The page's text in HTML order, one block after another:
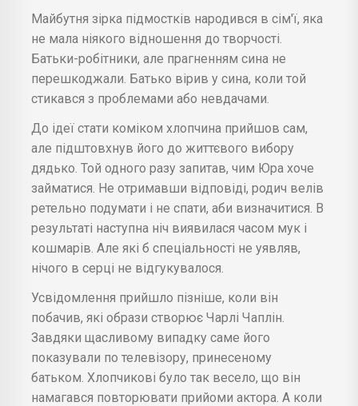
Майбутня зірка підмостків народився в сім'ї, яка
не мала ніякого відношення до творчості.
Батьки-робітники, але прагненням сина не
перешкоджали. Батько вірив у сина, коли той
стикався з проблемами або невдачами.
До ідеї стати коміком хлопчина прийшов сам,
але підштовхнув його до життєвого вибору
дядько. Той одного разу запитав, чим Юра хоче
займатися. Не отримавши відповіді, родич велів
ретельно подумати і не спати, аби визначитися. В
результаті наступна ніч виявилася часом мук і
кошмарів. Але які б спеціальності не уявляв,
нічого в серці не відгукувалося.
Усвідомлення прийшло пізніше, коли він
побачив, які образи створює Чарлі Чаплін.
Завдяки щасливому випадку саме його
показували по телевізору, принесеному
батьком. Хлопчикові було так весело, що він
намагався повторювати прийоми актора. А коли